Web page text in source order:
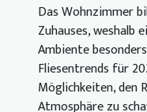
Das Wohnzimmer
Zuhauses, weshalb
Ambiente
Fliesentrends für
Möglichkeiten, den
Atmosphäre zu